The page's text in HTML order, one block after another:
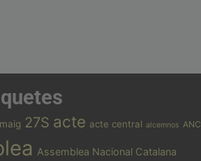
27S acte acte central alcemnos ANC
Assemblea Nacional Catalana